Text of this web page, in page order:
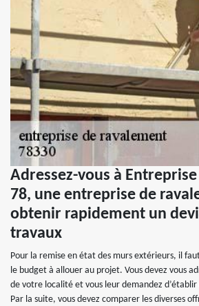
Adressez-vous à
78, une entreprise de
obtenir rapidement un
travaux
Pour la remise en état des murs extérieurs, il
le budget à allouer au projet. Vous devez vous
de votre localité et vous leur demandez
Par la suite, vous devez comparer les diverses